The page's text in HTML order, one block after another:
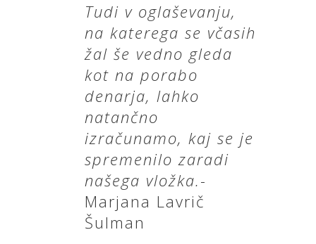
Tudi v oglaševanju,
na katerega se včasih
žal še vedno gleda
kot na porabo
denarja, lahko
natančno
izračunamo, kaj se je
spremenilo zaradi
našega vložka.-
Marjana Lavrič
Šulman